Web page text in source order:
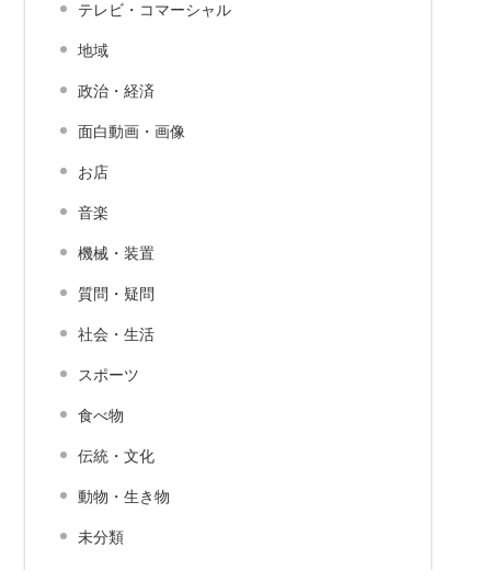
テレビ・コマーシャル
地域
政治・経済
面白動画・画像
お店
音楽
機械・装置
質問・疑問
社会・生活
スポーツ
食べ物
伝統・文化
動物・生き物
未分類